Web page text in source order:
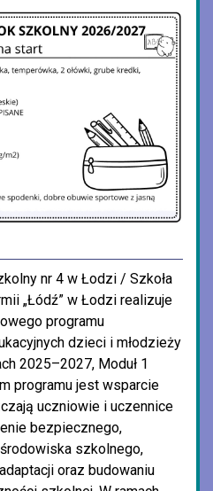
nr 4 w Łodzi / Szkoła
„Łódź” w Łodzi realizuje
programu
dzieci i młodzieży
2025–2027, Moduł 1
programu jest wsparcie
uczniowie i uczennice
bezpiecznego,
szkolnego,
oraz budowaniu